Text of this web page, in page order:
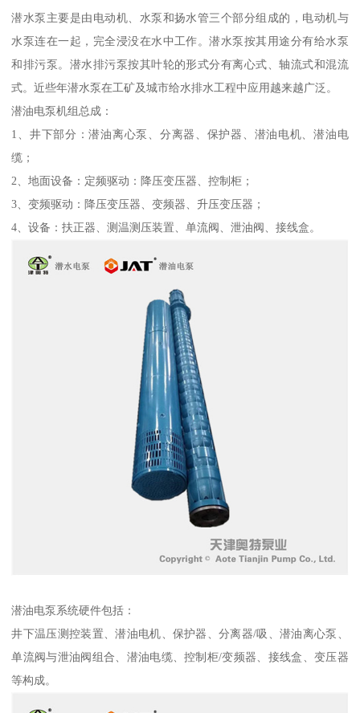
潜水泵主要是由电动机、水泵和扬水管三个部分组成的，电动机与
水泵连在一起，完全浸没在水中工作。潜水泵按其用途分有给水泵
和排污泵。潜水排污泵按其叶轮的形式分有离心式、轴流式和混流
式。近些年潜水泵在工矿及城市给水排水工程中应用越来越广泛。
潜油电泵机组总成：
1、井下部分：潜油离心泵、分离器、保护器、潜油电机、潜油电
缆；
2、地面设备：定频驱动：降压变压器、控制柜；
3、变频驱动：降压变压器、变频器、升压变压器；
4、设备：扶正器、测温测压装置、单流阀、泄油阀、接线盒。
潜油电泵系统硬件包括：
井下温压测控装置、潜油电机、保护器、分离器/吸、潜油离心泵、
单流阀与泄油阀组合、潜油电缆、控制柜/变频器、接线盒、变压器
等构成。